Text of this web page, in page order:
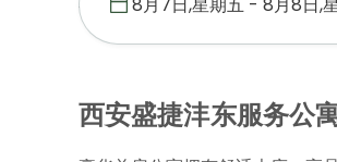
首页 盛捷服务公寓 中国 西安盛捷沣
西安盛捷沣东服务公